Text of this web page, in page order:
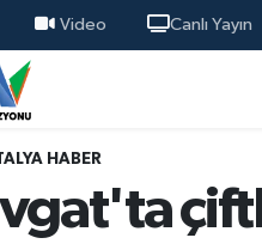
Video Canlı Yayın
HABER